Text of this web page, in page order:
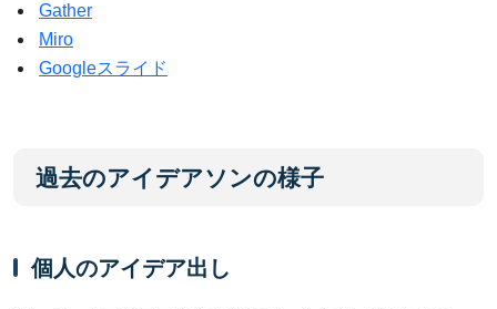
Gather
Miro
Googleスライド
過去のアイデアソンの様子
個人のアイデア出し